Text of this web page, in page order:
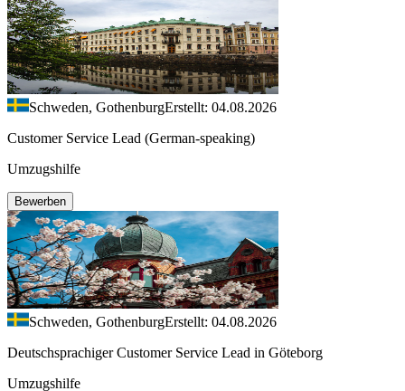
Schweden, GothenburgErstellt: 04.08.2026
Customer Service Lead (German-speaking)
Umzugshilfe
Bewerben
Schweden, GothenburgErstellt: 04.08.2026
Deutschsprachiger Customer Service Lead in Göteborg
Umzugshilfe